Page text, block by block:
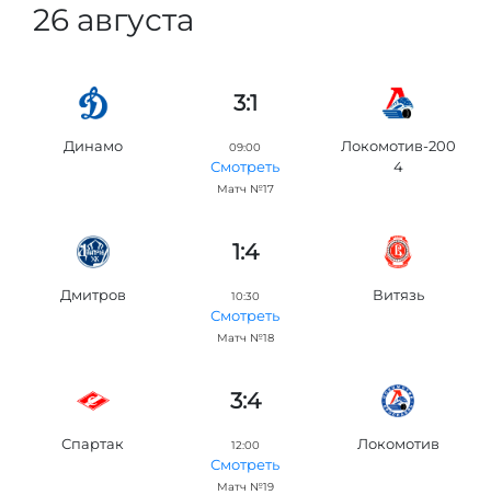
26 августа
3:1
Динамо 09:00
Смотреть
Матч №17
Локомотив-200
4
1:4
Дмитров 10:30
Смотреть
Матч №18
Витязь
3:4
Спартак 12:00
Смотреть
Матч №19
Локомотив